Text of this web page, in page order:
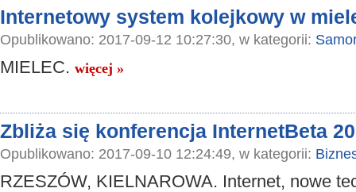
Internetowy system kolejkowy w
Opublikowano: 2017-09-12 10:27:30, w kategorii:
MIELEC. więcej »
Zbliża się konferencja InternetBeta
Opublikowano: 2017-09-10 12:24:49, w kategorii:
RZESZÓW, KIELNAROWA. Internet, nowe